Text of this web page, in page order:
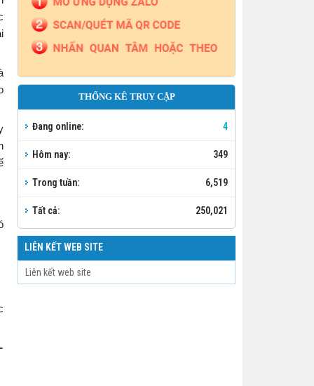
THỐNG KÊ TRUY CẬP
Đang online: 4
Hôm nay: 349
Trong tuần: 6,519
Tất cả: 250,021
LIÊN KẾT WEB SITE